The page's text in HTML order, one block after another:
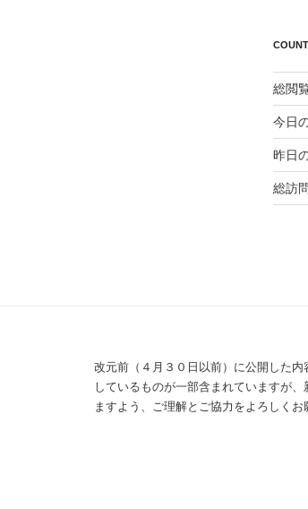
総閲
今日
昨日
総訪
改元前（４月３０日以前）に公開した
しているものが一部含まれていますが
ますよう、ご理解とご協力をよろしくお